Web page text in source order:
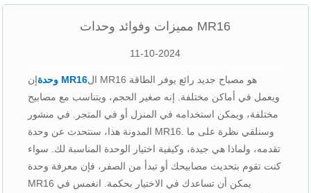
مميزات وفوائد وحدات MR16
11-10-2024
الوحدة MR16
إن MR16 هو مصباح جديد رائع يوفر الطاقة
ويعمل في أماكن مختلفة. إنه صغير الحجم، ويتناسب مع مصابيح
مختلفة، ويمكن استخدامه في المنزل أو في المتجر. في منشور
المدونة هذا، سنتحدث عن وحدة MR16. وسنلقي نظرة على ما
تقدمه، ولماذا هي جيدة، وكيفية اختيار الوحدة المناسبة لك. سواء
كنت تقوم بتحديث مصابيحك أو تبدأ من الصفر، فإن معرفة وحدة
MR16 يمكن أن تساعدك في الاختيار بحكمة. انغمس في